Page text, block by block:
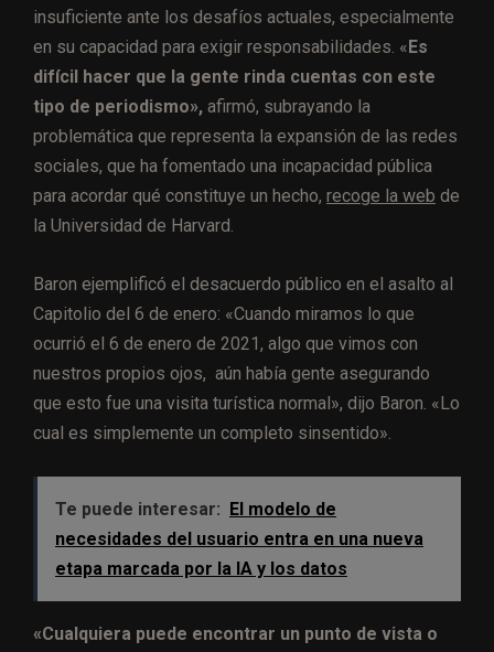
insuficiente ante los desafíos actuales, especialmente
en su capacidad para exigir responsabilidades. « Es
difícil hacer que la gente rinda cuentas con este
tipo de periodismo», afirmó, subrayando la
problemática que representa la expansión de las redes
sociales, que ha fomentado una incapacidad pública
para acordar qué constituye un hecho, recoge la web de
la Universidad de Harvard.
Baron ejemplificó el desacuerdo público en el asalto al
Capitolio del 6 de enero: «Cuando miramos lo que
ocurrió el 6 de enero de 2021, algo que vimos con
nuestros propios ojos, aún había gente asegurando
que esto fue una visita turística normal», dijo Baron. «Lo
cual es simplemente un completo sinsentido».
Te puede interesar:
El modelo de
necesidades del usuario entra en una nueva
etapa marcada por la IA y los datos
«Cualquiera puede encontrar un punto de vista o